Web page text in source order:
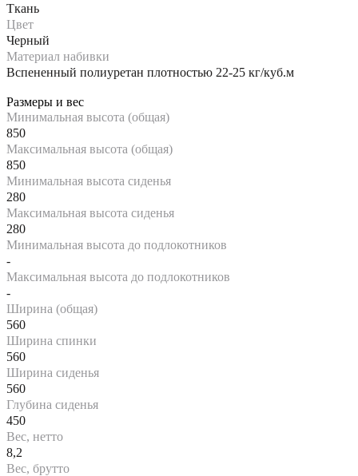
Ткань
Цвет
Черный
Материал набивки
Вспененный полиуретан плотностью 22-25 кг/куб.м
Размеры и вес
Минимальная высота (общая)
850
Максимальная высота (общая)
850
Минимальная высота сиденья
280
Максимальная высота сиденья
280
Минимальная высота до подлокотников
-
Максимальная высота до подлокотников
-
Ширина (общая)
560
Ширина спинки
560
Ширина сиденья
560
Глубина сиденья
450
Вес, нетто
8,2
Вес, брутто